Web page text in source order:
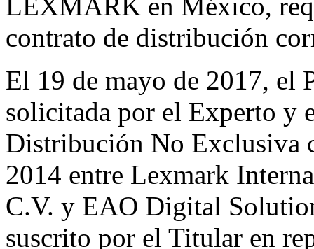
LEXMARK en México,
contrato de distribución
El 19 de mayo de 2017, el
solicitada por el Experto y
Distribución No Exclusiva
2014 entre Lexmark
C.V. y EAO Digital
suscrito por el Titular en